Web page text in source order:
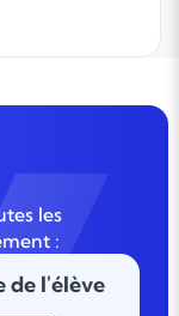
les
:
de l'élève